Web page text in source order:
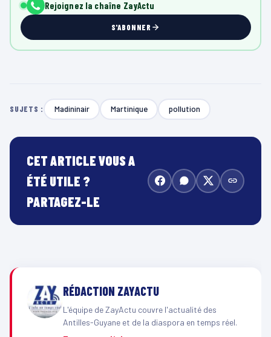
Rejoignez la chaîne ZayActu
S'ABONNER
SUJETS : Madininair Martinique pollution
CET ARTICLE VOUS A
ÉTÉ UTILE ?
PARTAGEZ-LE
RÉDACTION ZAYACTU
L'équipe de ZayActu couvre l'actualité des
Antilles-Guyane et de la diaspora en temps réel.